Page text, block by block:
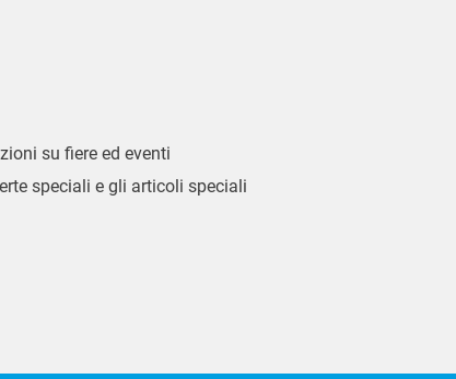
su fiere ed eventi
speciali e gli articoli speciali